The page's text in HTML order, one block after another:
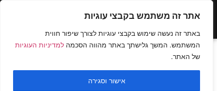
אתר זה משתמש בקבצי עוגיות
באתר זה נעשה שימוש בקבצי עוגיות לצורך שיפור חווית
המשתמש. המשך גלישתך באתר מהווה הסכמה למדיניות העוגיות
של האתר.
אישור וסגירה
קטגוריה:צפייה חינם